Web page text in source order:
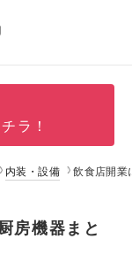
ラ！
内装・設備 飲食店開業
房機器まと